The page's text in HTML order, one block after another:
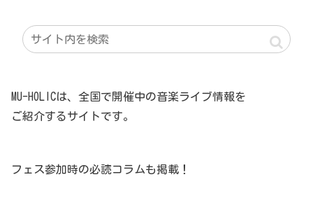
MU-HOLICは、全国で開催中の音楽ライブ情報を
ご紹介するサイトです。
フェス参加時の必読コラムも掲載！